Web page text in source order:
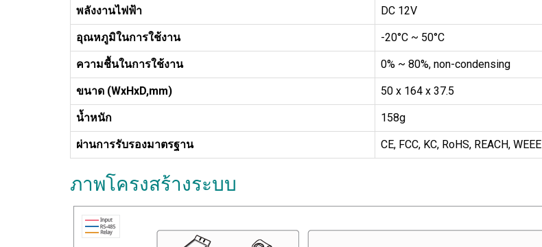
พลังงานไฟฟ้า DC 12V
อุณหภูมิในการใช้งาน -20°C ~ 50°C
ความชื้นในการใช้งาน 0% ~ 80%, non-condensing
ขนาด (WxHxD,mm) 50 x 164 x 37.5
น้ำหนัก 158g
ผ่านการรับรองมาตรฐาน CE, FCC, KC, RoHS, REACH, WEEE
ภาพโครงสร้างระบบ